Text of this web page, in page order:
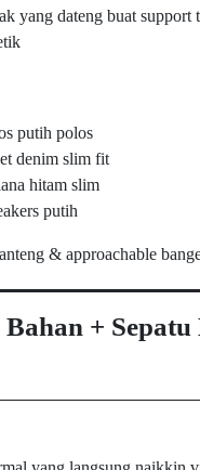
yang dateng buat support
putih polos
denim slim fit
hitam slim
putih
& approachable
Bahan +